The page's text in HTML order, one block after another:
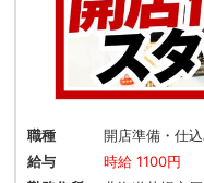
職種
開店準備・仕
給与
時給 1100円